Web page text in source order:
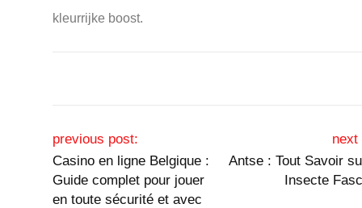
kleurrijke boost.
Post navigation
previous post:
Casino en ligne Belgique :
Guide complet pour jouer
en toute sécurité et avec
next
Antse : Tout Savoir
Insecte